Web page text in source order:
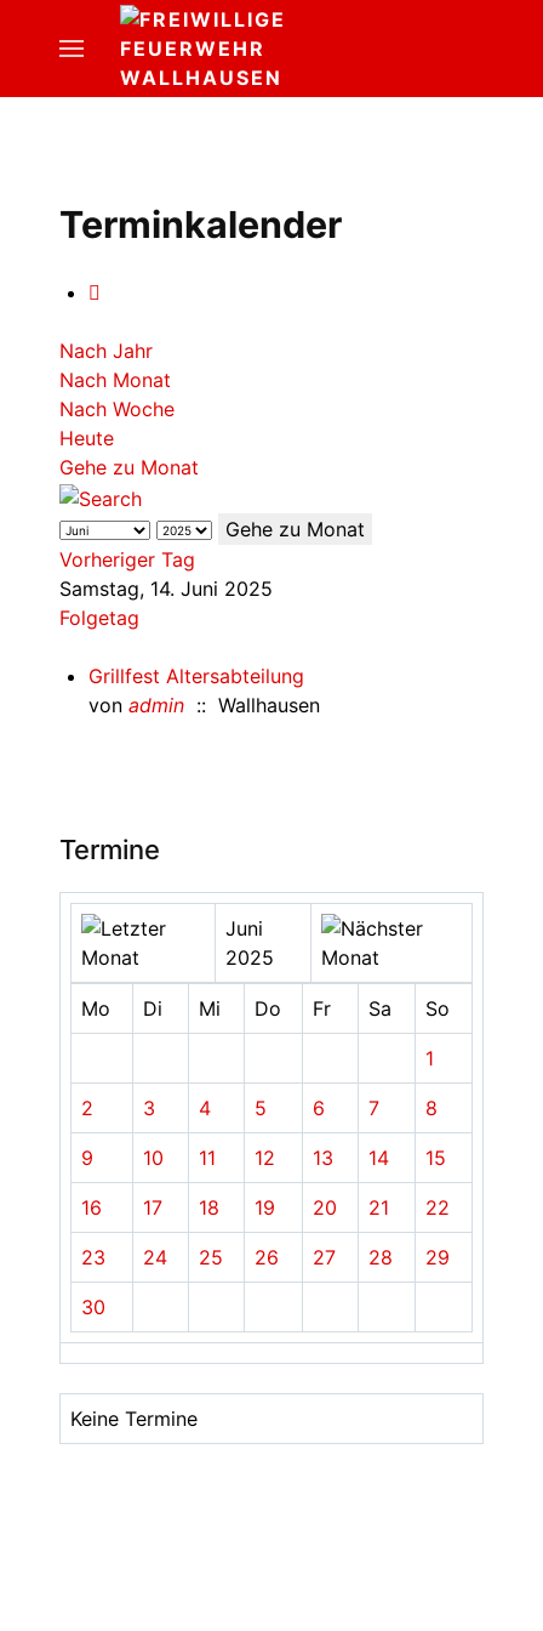
Terminkalender
Nach Jahr
Nach Monat
Nach Woche
Heute
Gehe zu Monat
Gehe zu Monat
Vorheriger Tag
Samstag, 14. Juni 2025
Folgetag
Grillfest Altersabteilung
von admin :: Wallhausen
Termine
Juni
2025
Mo Di Mi Do Fr Sa So
1
2 3 4 5 6 7 8
9 10 11 12 13 14 15
16 17 18 19 20 21 22
23 24 25 26 27 28 29
30
Keine Termine